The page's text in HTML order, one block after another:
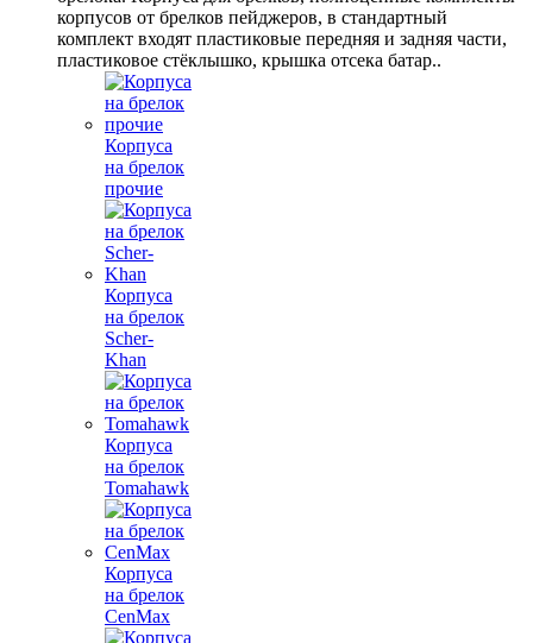
корпусов от брелков пейджеров, в стандартный
комплект входят пластиковые передняя и задняя части,
пластиковое стёклышко, крышка отсека батар..
Корпуса
на брелок
прочие
Корпуса
на брелок
Scher-
Khan
Корпуса
на брелок
Tomahawk
Корпуса
на брелок
CenMax